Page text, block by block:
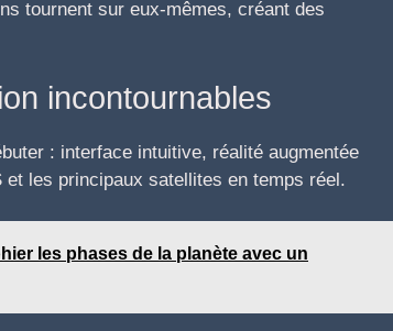
tournent sur eux-mêmes, créant des
incontournables
: interface intuitive, réalité augmentée
les principaux satellites en temps réel.
les phases de la planète avec un